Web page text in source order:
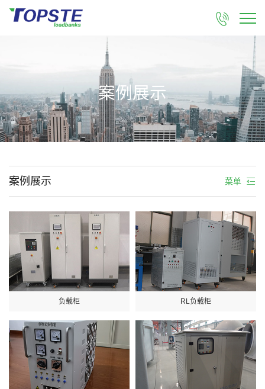

案例展示
菜单
案例展示
负载柜 RL负载柜